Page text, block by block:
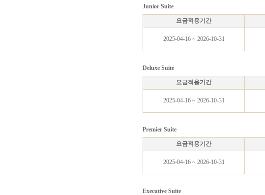
Junior Suite
요금적용기간
2025-04-16 ~ 2026-10-31
Deluxe Suite
요금적용기간
2025-04-16 ~ 2026-10-31
Premier Suite
요금적용기간
2025-04-16 ~ 2026-10-31
Executive Suite